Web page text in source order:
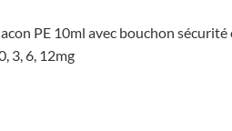
PE 10ml avec bouchon
3, 6, 12mg